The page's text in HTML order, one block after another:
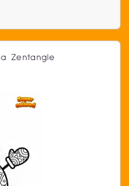
Zentangle